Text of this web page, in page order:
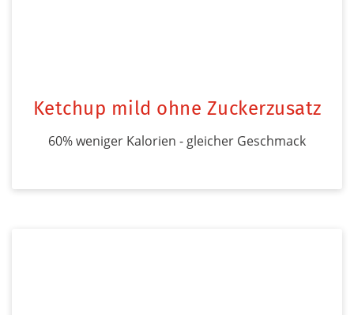
Ketchup mild ohne Zuckerzusatz
60% weniger Kalorien - gleicher Geschmack